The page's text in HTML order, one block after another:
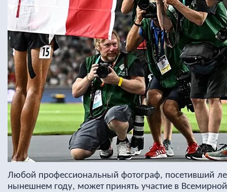
Любой профессиональный фотограф, посетивший
нынешнем году, может принять участие в